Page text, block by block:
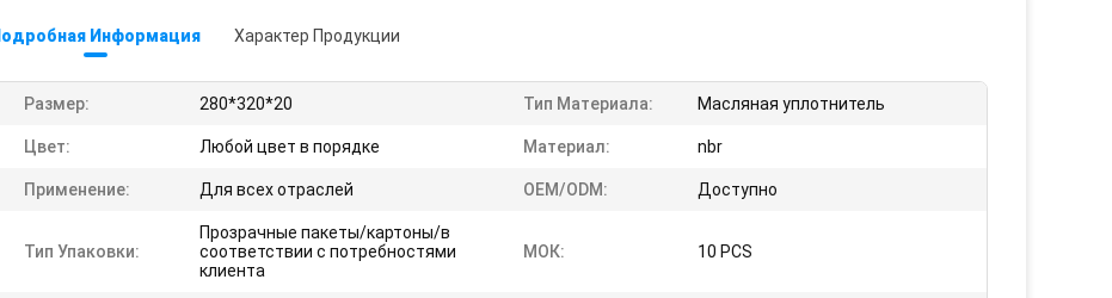
Информация Характер Продукции
Размер: 280*320*20 Тип Материала: Масляная уплотнитель
Цвет: Любой цвет в порядке Материал: nbr
Применение: Для всех отраслей OEM/ODM: Доступно
Тип Упаковки:
Прозрачные пакеты/картоны/в
соответствии с потребностями
клиента
МОК: 10 PCS